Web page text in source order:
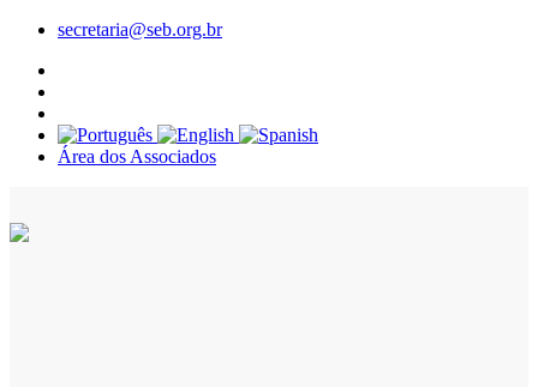
secretaria@seb.org.br
Área dos Associados